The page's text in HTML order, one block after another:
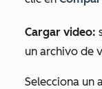
Cargar video:
un archivo de
Selecciona un